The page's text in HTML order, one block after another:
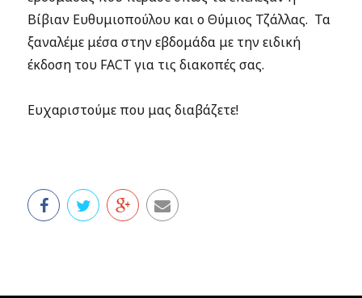
Βίβιαν Ευθυμιοπούλου και ο Θύμιος Τζάλλας. Τα
ξαναλέμε μέσα στην εβδομάδα με την ειδική
έκδοση του FACT για τις διακοπές σας.
Ευχαριστούμε που μας διαβάζετε!